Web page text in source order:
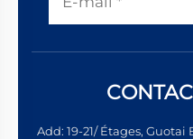
Add: 19-21/ Étages,